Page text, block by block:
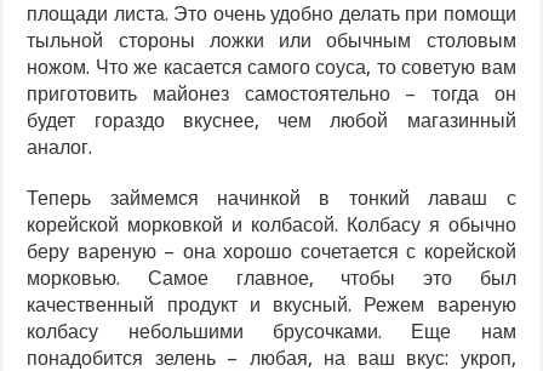
площади листа. Это очень удобно делать при помощи
тыльной стороны ложки или обычным столовым
ножом. Что же касается самого соуса, то советую вам
приготовить майонез самостоятельно – тогда он
будет гораздо вкуснее, чем любой магазинный
аналог.
Теперь займемся начинкой в тонкий лаваш с
корейской морковкой и колбасой. Колбасу я обычно
беру вареную – она хорошо сочетается с корейской
морковью. Самое главное, чтобы это был
качественный продукт и вкусный. Режем вареную
колбасу небольшими брусочками. Еще нам
понадобится зелень – любая, на ваш вкус: укроп,